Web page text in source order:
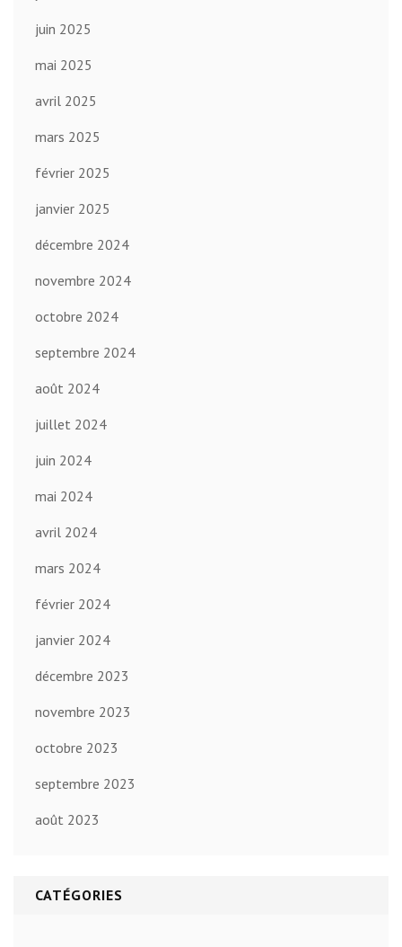
juin 2025
mai 2025
avril 2025
mars 2025
février 2025
janvier 2025
décembre 2024
novembre 2024
octobre 2024
septembre 2024
août 2024
juillet 2024
juin 2024
mai 2024
avril 2024
mars 2024
février 2024
janvier 2024
décembre 2023
novembre 2023
octobre 2023
septembre 2023
août 2023
CATÉGORIES